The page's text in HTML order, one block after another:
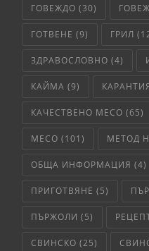
ГОВЕЖДО (30)
ГОТВЕНЕ (9) ГРИЛ
ЗДРАВОСЛОВНО (4)
КАЙМА (9)
КАЧЕСТВЕНО МЕСО (65)
МЕСО (101) МЕТОД
ОБЩА ИНФОРМАЦИЯ (4)
ПРИГОТВЯНЕ (5)
ПЪРЖОЛИ (5)
СВИНСКО (25)